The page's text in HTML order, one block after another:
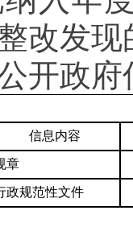
改发
政府
信息内容
章
政规范性文件